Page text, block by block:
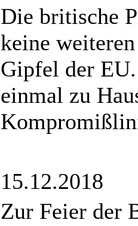
Die britische
keine
Gipfel der
einmal zu
15.12.2018
Zur Feier der